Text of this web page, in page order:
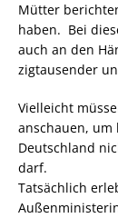
Mütter
haben. Bei
auch an den
zigtausender
Vielleicht
anschauen, um
Deutschland
darf.
Tatsächlich